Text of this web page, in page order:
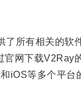
所有相关的软件
网下载V2Ray的
等多个平台